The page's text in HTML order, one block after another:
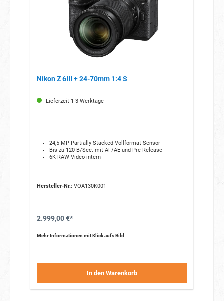
Nikon Z 6III + 24-70mm 1:4 S
Lieferzeit 1-3 Werktage
24,5 MP Partially Stacked Vollformat Sensor
Bis zu 120 B/Sec. mit AF/AE und Pre-Release
6K RAW-Video intern
Hersteller-Nr.:VOA130K001
2.999,00 €*
Mehr Informationen mit Klick aufs Bild
In den Warenkorb